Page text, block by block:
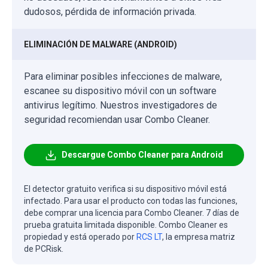
dudosos, pérdida de información privada.
ELIMINACIÓN DE MALWARE (ANDROID)
Para eliminar posibles infecciones de malware,
escanee su dispositivo móvil con un software
antivirus legítimo. Nuestros investigadores de
seguridad recomiendan usar Combo Cleaner.
Descargue Combo Cleaner para Android
El detector gratuito verifica si su dispositivo móvil está
infectado. Para usar el producto con todas las funciones,
debe comprar una licencia para Combo Cleaner. 7 días de
prueba gratuita limitada disponible. Combo Cleaner es
propiedad y está operado por RCS LT, la empresa matriz
de PCRisk.